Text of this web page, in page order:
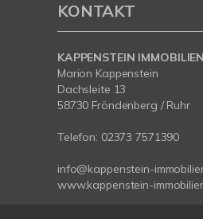
KONTAKT
KAPPENSTEIN IMMOBILIEN
Marion Kappenstein
Dachsleite 13
58730 Fröndenberg / Ruhr
Telefon: 02373 7571390
info@kappenstein-
www.kappenstein-